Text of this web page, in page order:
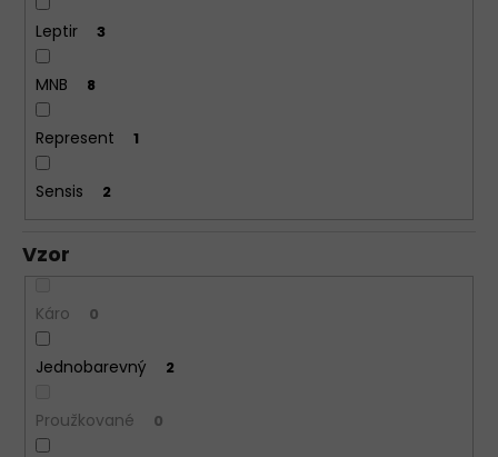
Leptir 3
MNB 8
Represent 1
Sensis 2
Vzor
Káro 0
Jednobarevný 2
Proužkované 0